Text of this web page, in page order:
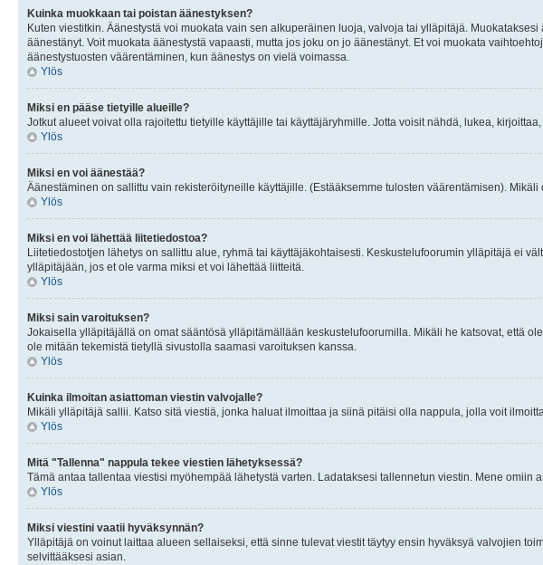
Kuinka muokkaan tai poistan äänestyksen?
Kuten viestitkin. Äänestystä voi muokata vain sen alkuperäinen luoja, valvoja tai ylläpitäjä.
äänestänyt. Voit muokata äänestystä vapaasti, mutta jos joku on jo äänestänyt. Et voi muokata
äänestystuosten väärentäminen, kun äänestys on vielä voimassa.
Ylös
Miksi en pääse tietyille alueille?
Jotkut alueet voivat olla rajoitettu tietyille käyttäjille tai käyttäjäryhmille. Jotta voisit nähdä, lukea,
Ylös
Miksi en voi äänestää?
Äänestäminen on sallittu vain rekisteröityneille käyttäjille. (Estääksemme tulosten väärentämisen).
Ylös
Miksi en voi lähettää liitetiedostoa?
Liitetiedostotjen lähetys on sallittu alue, ryhmä tai käyttäjäkohtaisesti. Keskustelufoorumin ylläpitäjä ei
ylläpitäjään, jos et ole varma miksi et voi lähettää liitteitä.
Ylös
Miksi sain varoituksen?
Jokaisella ylläpitäjällä on omat sääntösä ylläpitämällään keskustelufoorumilla. Mikäli he katsovat, että
ole mitään tekemistä tietyllä sivustolla saamasi varoituksen kanssa.
Ylös
Kuinka ilmoitan asiattoman viestin valvojalle?
Mikäli ylläpitäjä sallii. Katso sitä viestiä, jonka haluat ilmoittaa ja siinä pitäisi olla nappula, jolla voit
Ylös
Mitä "Tallenna" nappula tekee viestien lähetyksessä?
Tämä antaa tallentaa viestisi myöhempää lähetystä varten. Ladataksesi tallennetun viestin. Mene omiin
Ylös
Miksi viestini vaatii hyväksynnän?
Ylläpitäjä on voinut laittaa alueen sellaiseksi, että sinne tulevat viestit täytyy ensin hyväksyä valvojien
selvittääksesi asian.